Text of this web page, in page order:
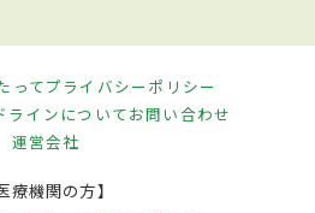
ってプライバシーポリシー
ラインについてお問い合わせ
運営会社
療機関の方】